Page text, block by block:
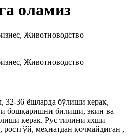
оламиз
Животноводство
Животноводство
32-36 ёшларда бўлиши керак,
бошқаришни билиши, экин ва
керак. Рус тилини яхши
ростгўй, меҳнатдан қочмайдиган ,